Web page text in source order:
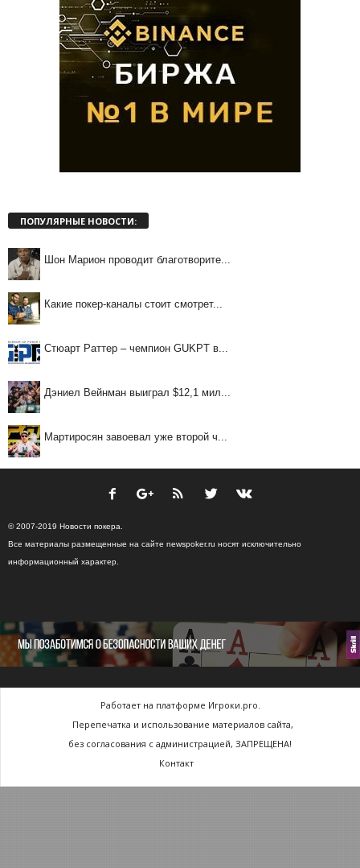
ПОПУЛЯРНЫЕ НОВОСТИ:
Шон Марион проводит благотворите...
Какие покер-каналы стоит смотрет...
Стюарт Раттер – чемпион GUKPT в...
Дэниел Вейнман выиграл $12,1 мил...
Мартиросян завоевал уже второй ч...
© 2007-2019 Новости покера.
Все материалы размещенные на сайте newspoker.ru носят исключительно
информационный характер.
Работает на платформе Игроки.pro.
Перепечатка и использование материалов сайта,
без согласования с администрацией, ЗАПРЕЩЕНА!
Контакт